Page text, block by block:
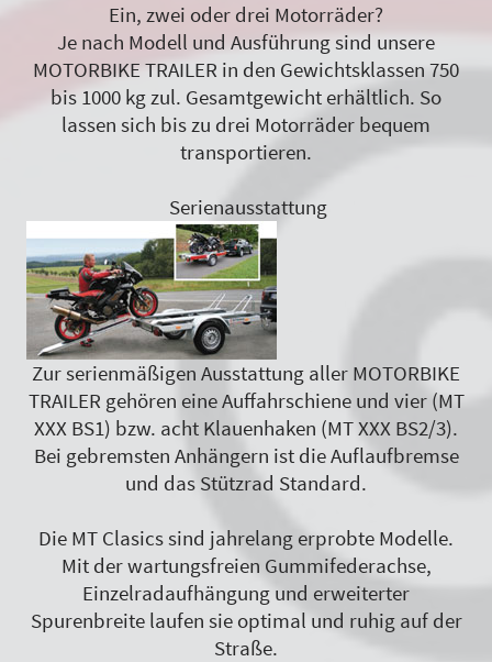
Ein, zwei oder drei Motorräder?
Je nach Modell und Ausführung sind unsere
MOTORBIKE TRAILER in den Gewichtsklassen 750
bis 1000 kg zul. Gesamtgewicht erhältlich. So
lassen sich bis zu drei Motorräder bequem
transportieren.
Serienausstattung
Zur serienmäßigen Ausstattung aller MOTORBIKE
TRAILER gehören eine Auffahrschiene und vier (MT
XXX BS1) bzw. acht Klauenhaken (MT XXX BS2/3).
Bei gebremsten Anhängern ist die Auflaufbremse
und das Stützrad Standard.
Die MT Clasics sind jahrelang erprobte Modelle.
Mit der wartungsfreien Gummifederachse,
Einzelradaufhängung und erweiterter
Spurenbreite laufen sie optimal und ruhig auf der
Straße.